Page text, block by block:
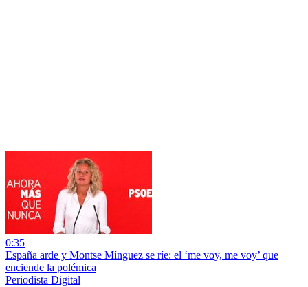
0:35
España arde y Montse Mínguez se ríe: el ‘me voy, me voy’ que
enciende la polémica
Periodista Digital